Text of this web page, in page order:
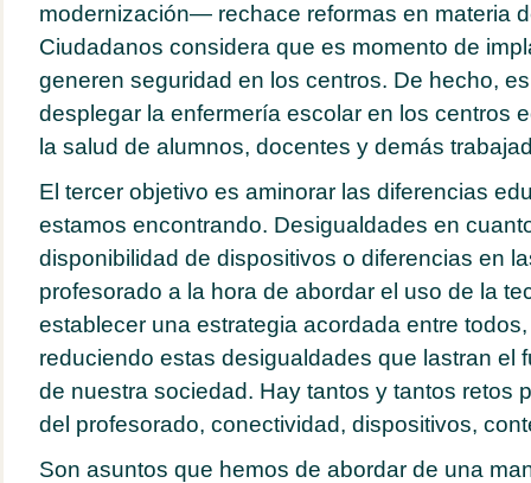
modernización— rechace reformas en materia
Ciudadanos considera que es momento de
generen seguridad en los centros. De hecho,
desplegar la enfermería escolar en los centros
la salud de alumnos, docentes y demás
El tercer objetivo es aminorar las diferencias
estamos encontrando. Desigualdades en
disponibilidad de dispositivos o diferencias en
profesorado a la hora de abordar el uso de la
establecer una estrategia acordada entre
reduciendo estas desigualdades que lastran el
de nuestra sociedad. Hay tantos y tantos retos
del profesorado, conectividad, dispositivos,
Son asuntos que hemos de abordar de una